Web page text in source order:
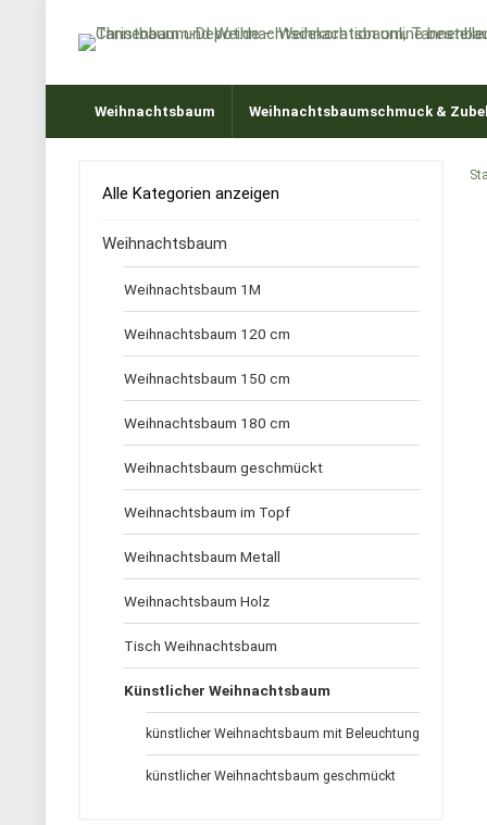
Weihnachtsbaum Weihnachtsbaumschmuck &
Alle Kategorien anzeigen
Weihnachtsbaum
Weihnachtsbaum 1M
Weihnachtsbaum 120 cm
Weihnachtsbaum 150 cm
Weihnachtsbaum 180 cm
Weihnachtsbaum geschmückt
Weihnachtsbaum im Topf
Weihnachtsbaum Metall
Weihnachtsbaum Holz
Tisch Weihnachtsbaum
Künstlicher Weihnachtsbaum
künstlicher Weihnachtsbaum mit Beleuchtung
künstlicher Weihnachtsbaum geschmückt